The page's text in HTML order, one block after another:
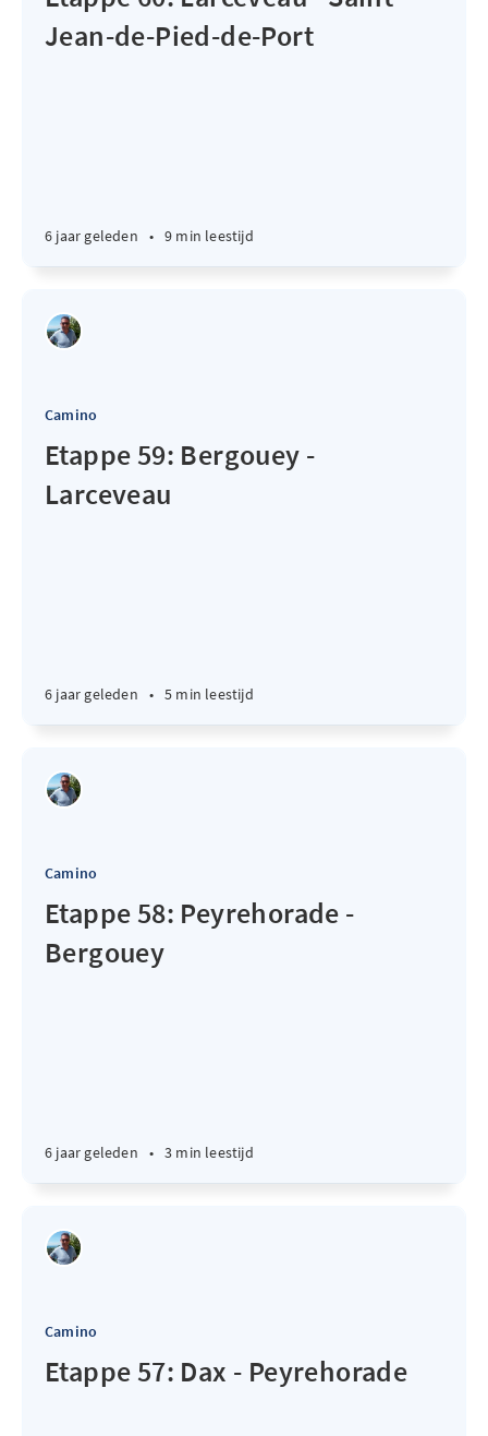
Jean-de-Pied-de-Port
6 jaar geleden • 9 min leestijd
Camino
Etappe 59: Bergouey -
Larceveau
6 jaar geleden • 5 min leestijd
Camino
Etappe 58: Peyrehorade -
Bergouey
6 jaar geleden • 3 min leestijd
Camino
Etappe 57: Dax - Peyrehorade